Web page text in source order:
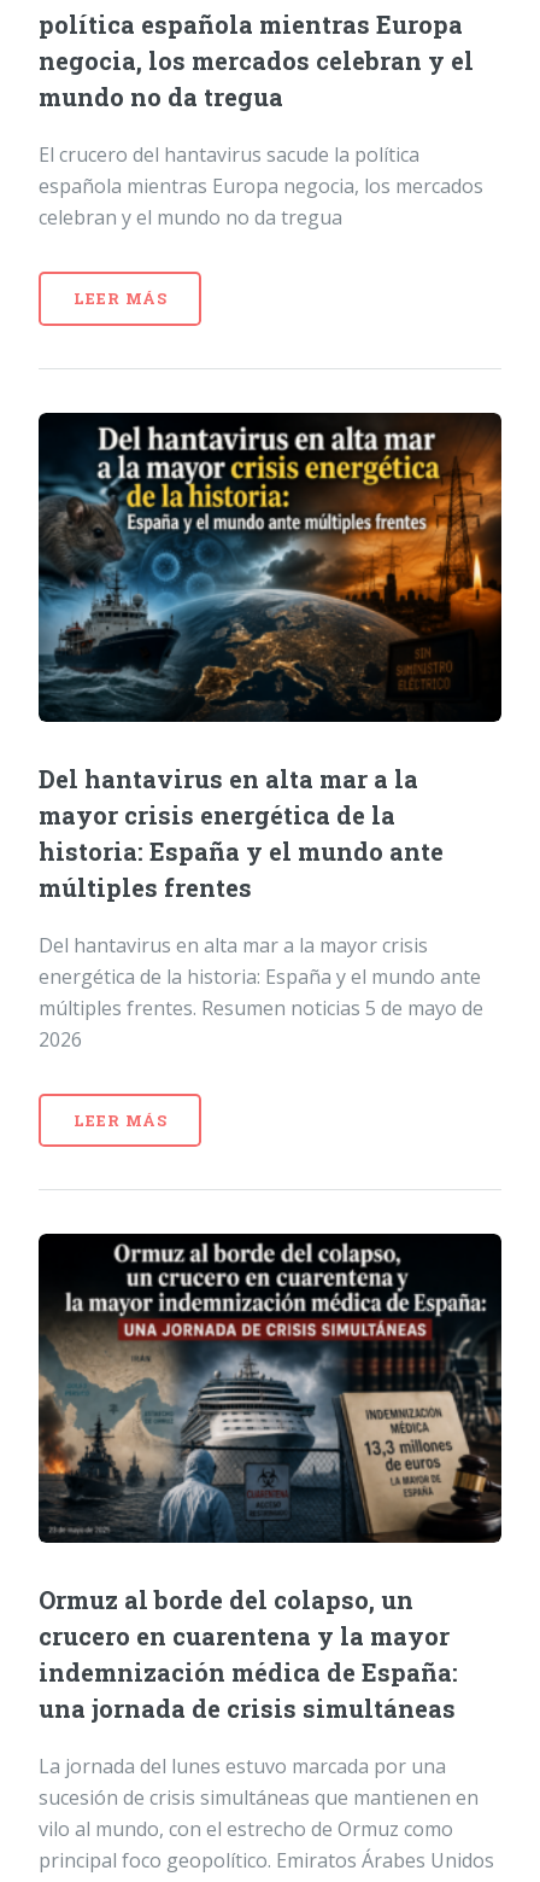
política española mientras Europa
negocia, los mercados celebran y el
mundo no da tregua
El crucero del hantavirus sacude la política
española mientras Europa negocia, los mercados
celebran y el mundo no da tregua
LEER MÁS
Del hantavirus en alta mar a la
mayor crisis energética de la
historia: España y el mundo ante
múltiples frentes
Del hantavirus en alta mar a la mayor crisis
energética de la historia: España y el mundo ante
múltiples frentes. Resumen noticias 5 de mayo de
2026
LEER MÁS
Ormuz al borde del colapso, un
crucero en cuarentena y la mayor
indemnización médica de España:
una jornada de crisis simultáneas
La jornada del lunes estuvo marcada por una
sucesión de crisis simultáneas que mantienen en
vilo al mundo, con el estrecho de Ormuz como
principal foco geopolítico. Emiratos Árabes Unidos